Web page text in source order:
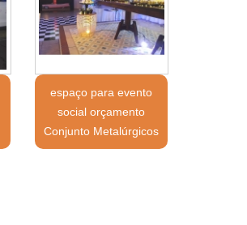
espaço para evento
social orçamento
Conjunto Metalúrgicos